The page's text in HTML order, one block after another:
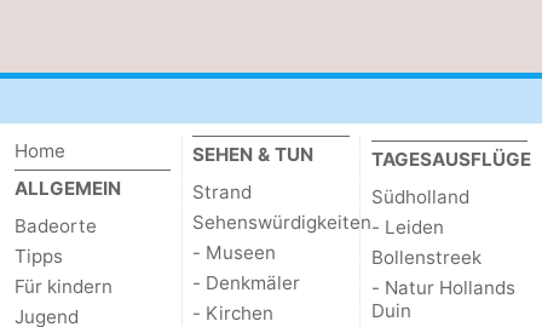
Home
ALLGEMEIN
Badeorte
Tipps
Für kindern
Jugend
SEHEN & TUN
Strand
Sehenswürdigkeiten
- Museen
- Denkmäler
- Kirchen
TAGESAUSFLÜGE
Südholland
- Leiden
Bollenstreek
- Natur Hollands
Duin